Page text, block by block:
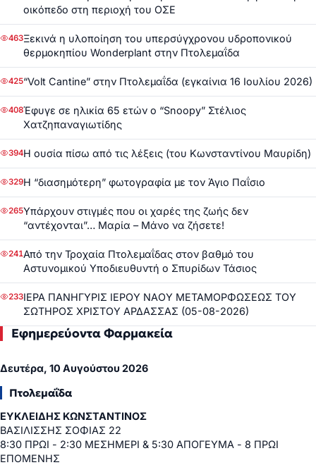
οικόπεδο στη περιοχή του ΟΣΕ
463Ξεκινά η υλοποίηση του υπερσύγχρονου υδροπονικού
θερμοκηπίου Wonderplant στην Πτολεμαΐδα
425“Volt Cantine” στην Πτολεμαΐδα (εγκαίνια 16 Ιουλίου 2026)
408Έφυγε σε ηλικία 65 ετών ο “Snoopy” Στέλιος
Χατζηπαναγιωτίδης
394Η ουσία πίσω από τις λέξεις (του Κωνσταντίνου Μαυρίδη)
329Η “διασημότερη” φωτογραφία με τον Άγιο Παΐσιο
265Υπάρχουν στιγμές που οι χαρές της ζωής δεν
“αντέχονται”… Μαρία – Μάνο να ζήσετε!
241Από την Τροχαία Πτολεμαΐδας στον βαθμό του
Αστυνομικού Υποδιευθυντή ο Σπυρίδων Τάσιος
233ΙΕΡΑ ΠΑΝΗΓΥΡΙΣ ΙΕΡΟΥ ΝΑΟΥ ΜΕΤΑΜΟΡΦΩΣΕΩΣ ΤΟΥ
ΣΩΤΗΡΟΣ ΧΡΙΣΤΟΥ ΑΡΔΑΣΣΑΣ (05-08-2026)
Εφημερεύοντα Φαρμακεία
Δευτέρα, 10 Αυγούστου 2026
Πτολεμαΐδα
ΕΥΚΛΕΙΔΗΣ ΚΩΝΣΤΑΝΤΙΝΟΣ
ΒΑΣΙΛΙΣΣΗΣ ΣΟΦΙΑΣ 22
8:30 ΠΡΩΙ - 2:30 ΜΕΣΗΜΕΡΙ & 5:30 ΑΠΟΓΕΥΜΑ - 8 ΠΡΩΙ
ΕΠΟΜΕΝΗΣ